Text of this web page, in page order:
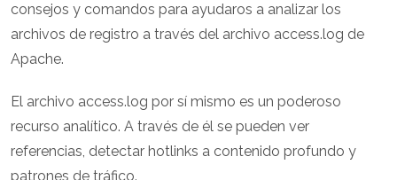
consejos y comandos para ayudaros a analizar los
archivos de registro a través del archivo access.log de
Apache.
El archivo access.log por sí mismo es un poderoso
recurso analítico. A través de él se pueden ver
referencias, detectar hotlinks a contenido profundo y
patrones de tráfico.